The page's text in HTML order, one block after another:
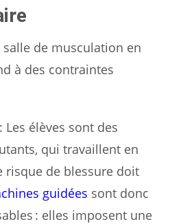
salle de musculation en
à des contraintes
élèves sont des
qui travaillent en
risque de blessure doit
guidées sont donc
: elles imposent une